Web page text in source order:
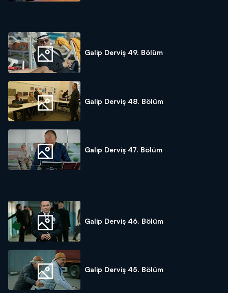
Galip Derviş 49. Bölüm
Galip Derviş 48. Bölüm
Galip Derviş 47. Bölüm
Galip Derviş 46. Bölüm
Galip Derviş 45. Bölüm